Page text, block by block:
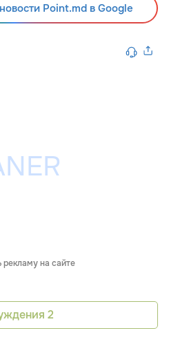
Point.md в Google
рекламу на сайте
2